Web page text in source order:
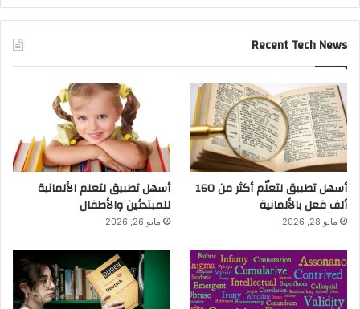
Recent Tech News
أسهل تطبيق لتعلّم أكثر من 160
ألف فعل بالألمانية
مايو 28, 2026
أسهل تطبيق لتعلم الألمانية
للمبتدئين والأطفال
مايو 26, 2026